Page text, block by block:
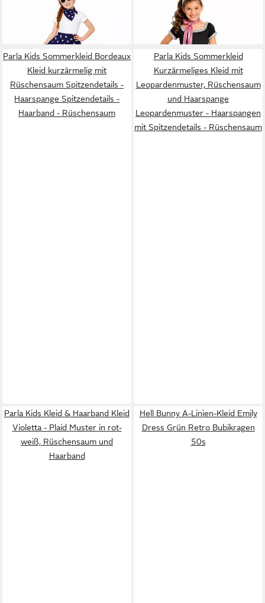
50er Jahre Kostüm - Kinder
Tellerrock mit Halstuch
50er Jahre 'Sweety Lou' für
Mädchen, Rosa
24,90 €
Parla Kids Sommerkleid Bordeaux
Kleid kurzärmelig mit
Rüschensaum Spitzendetails -
Haarspange Spitzendetails -
Haarband - Rüschensaum
Parla Kids Sommerkleid
Kurzärmeliges Kleid mit
Leopardenmuster, Rüschensaum
und Haarspange
Leopardenmuster - Haarspangen
mit Spitzendetails - Rüschensaum
Parla Kids Kleid & Haarband Kleid
Violetta - Plaid Muster in rot-
weiß, Rüschensaum und
Haarband
Hell Bunny A-Linien-Kleid Emily
Dress Grün Retro Bubikragen
50s